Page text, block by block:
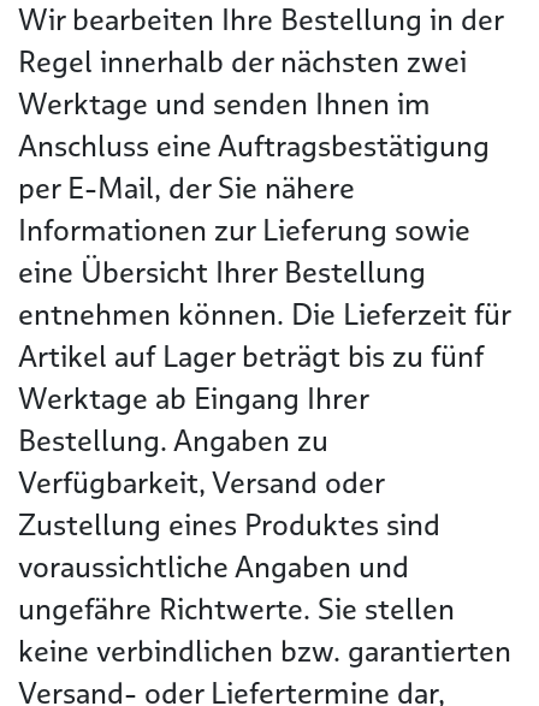
Wir bearbeiten Ihre Bestellung in der
Regel innerhalb der nächsten zwei
Werktage und senden Ihnen im
Anschluss eine Auftragsbestätigung
per E-Mail, der Sie nähere
Informationen zur Lieferung sowie
eine Übersicht Ihrer Bestellung
entnehmen können. Die Lieferzeit für
Artikel auf Lager beträgt bis zu fünf
Werktage ab Eingang Ihrer
Bestellung. Angaben zu
Verfügbarkeit, Versand oder
Zustellung eines Produktes sind
voraussichtliche Angaben und
ungefähre Richtwerte. Sie stellen
keine verbindlichen bzw. garantierten
Versand- oder Liefertermine dar,